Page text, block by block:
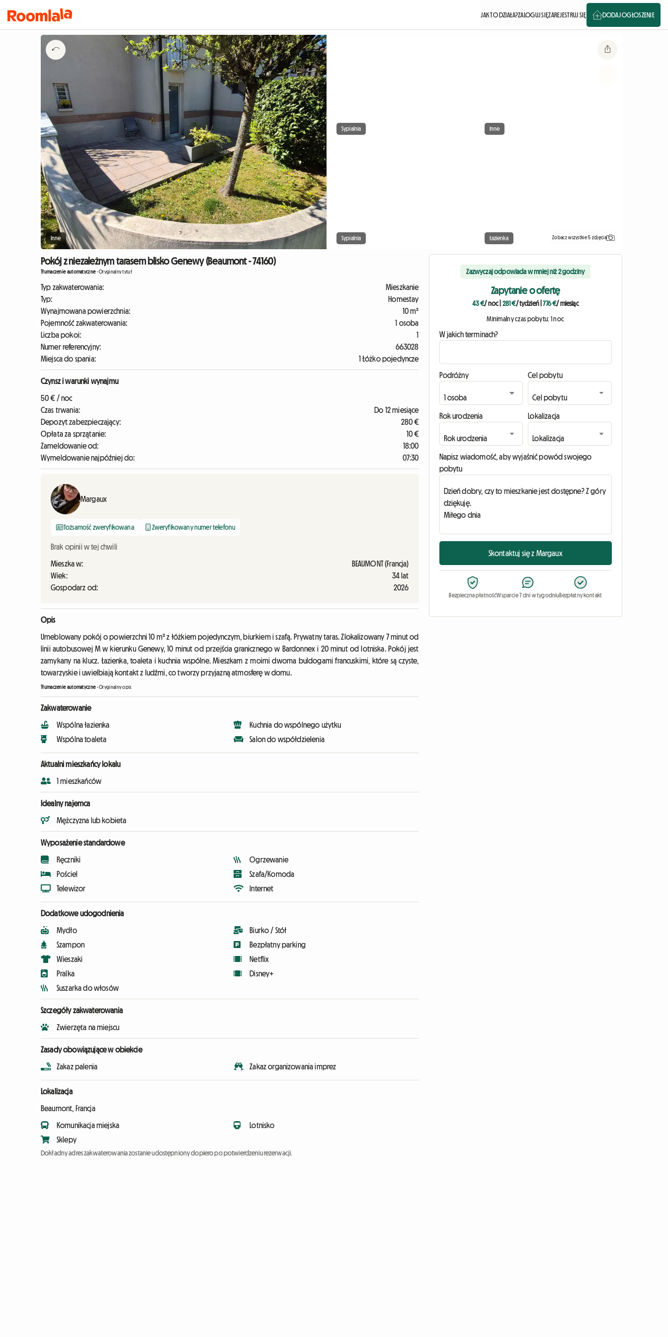
JAK TO DZIAŁA?ZALOGUJ SIĘZAREJESTRUJ SIĘ DODAJ OGŁOSZENIE
Inne
Sypialnia Inne
Sypialnia Łazienka Zobacz wszystkie 5 zdjęcia
Pokój z niezależnym tarasem blisko Genewy (Beaumont - 74160)
Tłumaczenie automatyczne-Oryginalny tytuł
Typ zakwaterowania:
Mieszkanie
Typ:
Homestay
Wynajmowana powierzchnia:
10 m²
Pojemność zakwaterowania:
1 osoba
Liczba pokoi:
1
Numer referencyjny:
663028
Miejsca do spania:
1 Łóżko pojedyncze
Czynsz i warunki wynajmu
50 € / noc
Czas trwania:
Do 12 miesiące
Depozyt zabezpieczający:
280 €
Opłata za sprzątanie:
10 €
Zameldowanie od:
18:00
Wymeldowanie najpóźniej do:
07:30
Margaux
Tożsamość zweryfikowana Zweryfikowany numer telefonu
Brak opinii w tej chwili
Mieszka w:
BEAUMONT (Francja)
Wiek:
34 lat
Gospodarz od:
2026
Opis
Umeblowany pokój o powierzchni 10 m² z łóżkiem pojedynczym, biurkiem i szafą. Prywatny taras. Zlokalizowany 7 minut od
linii autobusowej M w kierunku Genewy, 10 minut od przejścia granicznego w Bardonnex i 20 minut od lotniska. Pokój jest
zamykany na klucz. Łazienka, toaleta i kuchnia wspólne. Mieszkam z moimi dwoma buldogami francuskimi, które są czyste,
towarzyskie i uwielbiają kontakt z ludźmi, co tworzy przyjazną atmosferę w domu.
Tłumaczenie automatyczne-Oryginalny opis
Zakwaterowanie
Wspólna łazienka
Wspólna toaleta
Kuchnia do wspólnego użytku
Salon do współdzielenia
Aktualni mieszkańcy lokalu
1 mieszkańców
Idealny najemca
Mężczyzna lub kobieta
Wyposażenie standardowe
Ręczniki
Pościel
Telewizor
Ogrzewanie
Szafa/Komoda
Internet
Dodatkowe udogodnienia
Mydło
Szampon
Wieszaki
Pralka
Suszarka do włosów
Biurko / Stół
Bezpłatny parking
Netflix
Disney+
Szczegóły zakwaterowania
Zwierzęta na miejscu
Zasady obowiązujące w obiekcie
Zakaz palenia Zakaz organizowania imprez
Lokalizacja
Beaumont, Francja
Komunikacja miejska
Sklepy
Lotnisko
Dokładny adres zakwaterowania zostanie udostępniony dopiero po potwierdzeniu rezerwacji.
Zazwyczaj odpowiada w mniej niż 2 godziny
Zapytanie o ofertę
43 €/ noc 281 €/ tydzień|776 €/ miesiąc
Minimalny czas pobytu: 1 noc
W jakich terminach?
Podróżny Cel pobytu
Rok urodzenia Lokalizacja
Napisz wiadomość, aby wyjaśnić powód swojego
pobytu
Skontaktuj się z Margaux
Bezpieczna płatnośćWsparcie 7 dni w tygodniuBezpłatny kontakt